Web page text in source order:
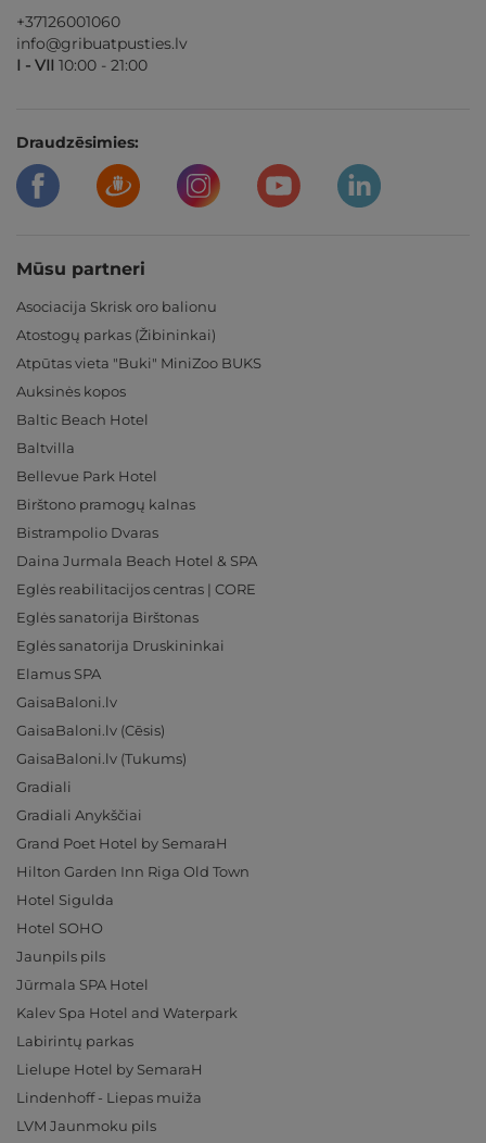
+37126001060
info@gribuatpusties.lv
I - VII 10:00 - 21:00
Draudzēsimies:
Mūsu partneri
Asociacija Skrisk oro balionu
Atostogų parkas (Žibininkai)
Atpūtas vieta "Buki" MiniZoo BUKS
Auksinės kopos
Baltic Beach Hotel
Baltvilla
Bellevue Park Hotel
Birštono pramogų kalnas
Bistrampolio Dvaras
Daina Jurmala Beach Hotel & SPA
Eglės reabilitacijos centras | CORE
Eglės sanatorija Birštonas
Eglės sanatorija Druskininkai
Elamus SPA
GaisaBaloni.lv
GaisaBaloni.lv (Cēsis)
GaisaBaloni.lv (Tukums)
Gradiali
Gradiali Anykščiai
Grand Poet Hotel by SemaraH
Hilton Garden Inn Riga Old Town
Hotel Sigulda
Hotel SOHO
Jaunpils pils
Jūrmala SPA Hotel
Kalev Spa Hotel and Waterpark
Labirintų parkas
Lielupe Hotel by SemaraH
Lindenhoff - Liepas muiža
LVM Jaunmoku pils